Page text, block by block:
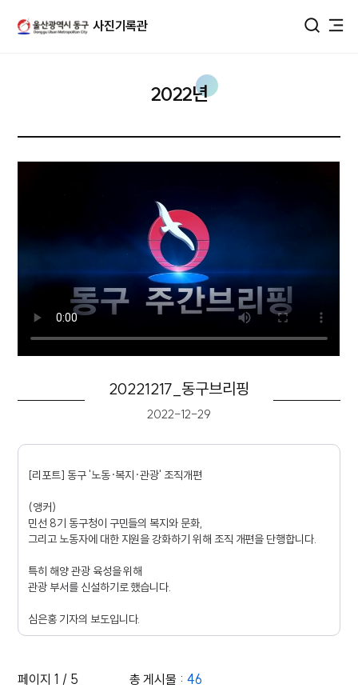
사진기록관
2022년
20221217_동구브리핑
2022-12-29
[리포트] 동구 '노동·복지·관광' 조직개편
(앵커)
민선 8기 동구청이 구민들의 복지와 문화,
그리고 노동자에 대한 지원을 강화하기 위해 조직 개편을 단행합니다.
특히 해양 관광 육성을 위해
관광 부서를 신설하기로 했습니다.
심은홍 기자의 보도입니다.
페이지 1 / 5 총 게시물 : 46